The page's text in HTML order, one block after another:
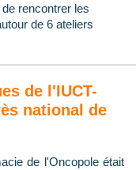
rencontrer les
de 6 ateliers
de l'IUCT-
national de
de l'Oncopole était